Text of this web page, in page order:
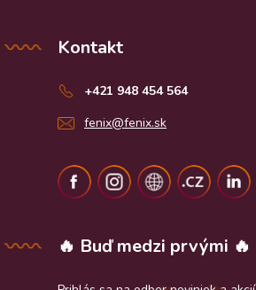
Kontakt
+421 948 454 564
fenix@fenix.sk
🔥 Buď medzi prvými 🔥